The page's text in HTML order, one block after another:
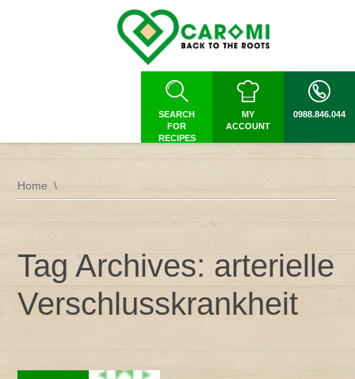
SEARCH
FOR
RECIPES
MY
ACCOUNT
0988.846.044
Home
Tag Archives: arterielle
Verschlusskrankheit